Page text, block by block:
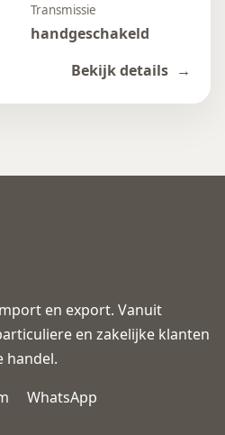
Transmissie
handgeschakeld
Bekijk details
en export. Vanuit
en zakelijke klanten
handel.
WhatsApp